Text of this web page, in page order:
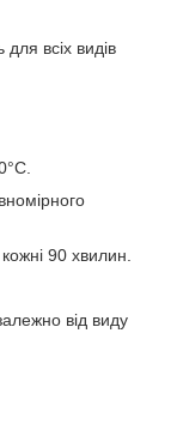
всіх видів
90 хвилин.
від виду